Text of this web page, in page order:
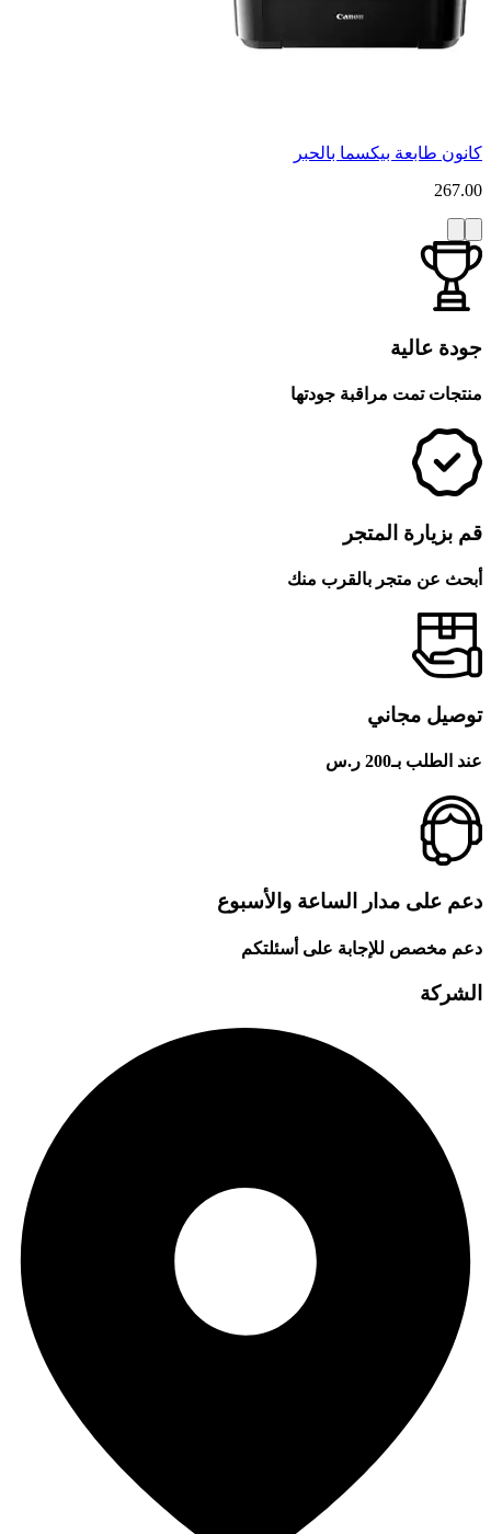
كانون طابعة بيكسما بالحبر
267.00
جودة عالية
منتجات تمت مراقبة جودتها
قم بزيارة المتجر
أبحث عن متجر بالقرب منك
توصيل مجاني
عند الطلب بـ200 ر.س
دعم على مدار الساعة والأسبوع
دعم مخصص للإجابة على أسئلتكم
الشركة